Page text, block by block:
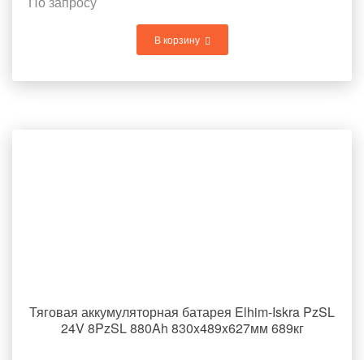
В корзину
Тяговая аккумуляторная батарея Elhim-Iskra PzSL
24V 8PzSL 880Ah 830x489x627мм 689кг